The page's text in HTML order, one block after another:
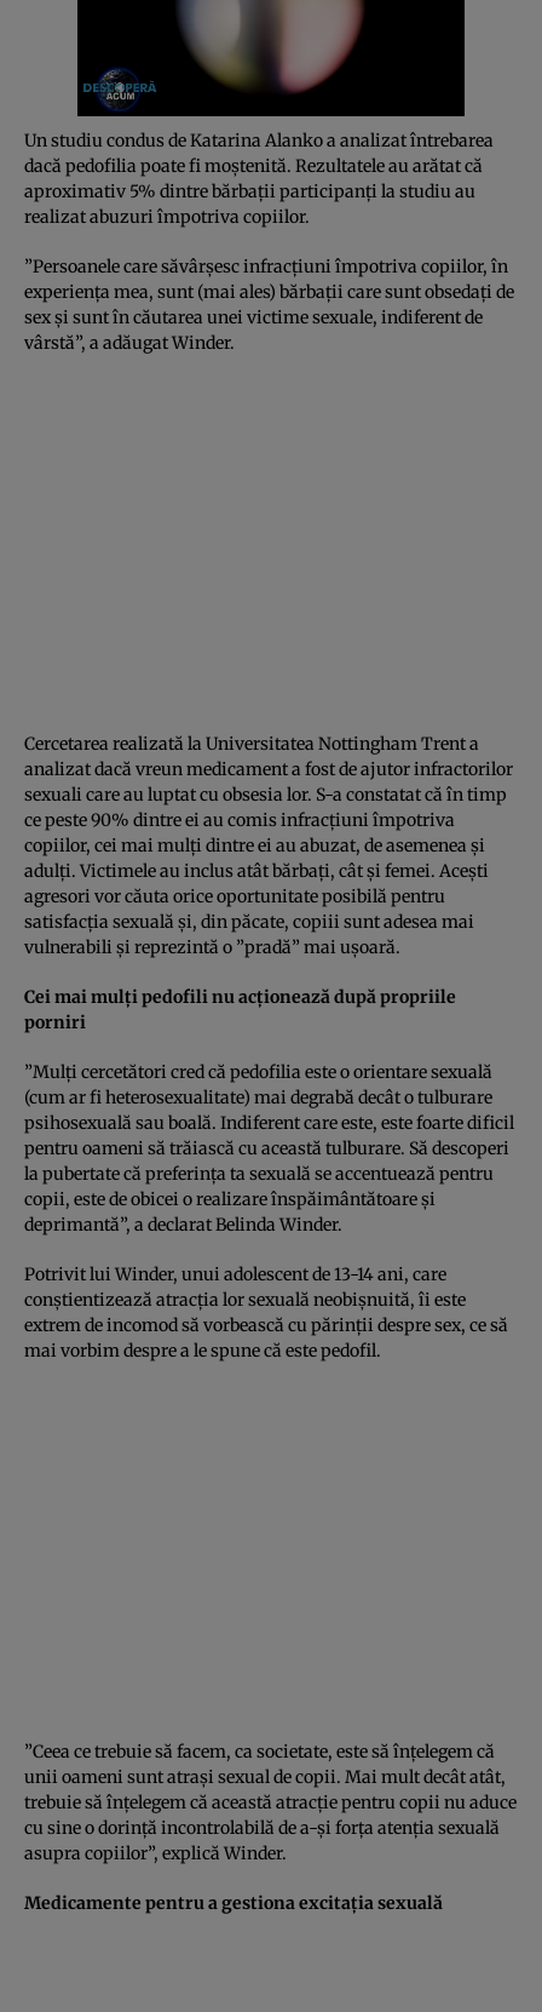
Un studiu condus de Katarina Alanko a analizat întrebarea
dacă pedofilia poate fi moştenită. Rezultatele au arătat că
aproximativ 5% dintre bărbaţii participanţi la studiu au
realizat abuzuri împotriva copiilor.
”Persoanele care săvârşesc infracţiuni împotriva copiilor, în
experienţa mea, sunt (mai ales) bărbaţii care sunt obsedaţi de
sex şi sunt în căutarea unei victime sexuale, indiferent de
vârstă”, a adăugat Winder.
Cercetarea realizată la Universitatea Nottingham Trent a
analizat dacă vreun medicament a fost de ajutor infractorilor
sexuali care au luptat cu obsesia lor. S-a constatat că în timp
ce peste 90% dintre ei au comis infracţiuni împotriva
copiilor, cei mai mulţi dintre ei au abuzat, de asemenea şi
adulţi. Victimele au inclus atât bărbaţi, cât şi femei. Aceşti
agresori vor căuta orice oportunitate posibilă pentru
satisfacţia sexuală şi, din păcate, copiii sunt adesea mai
vulnerabili şi reprezintă o ”pradă” mai uşoară.
Cei mai mulţi pedofili nu acţionează după propriile
porniri
”Mulţi cercetători cred că pedofilia este o orientare sexuală
(cum ar fi heterosexualitate) mai degrabă decât o tulburare
psihosexuală sau boală. Indiferent care este, este foarte dificil
pentru oameni să trăiască cu această tulburare. Să descoperi
la pubertate că preferinţa ta sexuală se accentuează pentru
copii, este de obicei o realizare înspăimântătoare şi
deprimantă”, a declarat Belinda Winder.
Potrivit lui Winder, unui adolescent de 13-14 ani, care
conştientizează atracţia lor sexuală neobişnuită, îi este
extrem de incomod să vorbească cu părinţii despre sex, ce să
mai vorbim despre a le spune că este pedofil.
”Ceea ce trebuie să facem, ca societate, este să înţelegem că
unii oameni sunt atraşi sexual de copii. Mai mult decât atât,
trebuie să înţelegem că această atracţie pentru copii nu aduce
cu sine o dorinţă incontrolabilă de a-şi forţa atenţia sexuală
asupra copiilor”, explică Winder.
Medicamente pentru a gestiona excitaţia sexuală